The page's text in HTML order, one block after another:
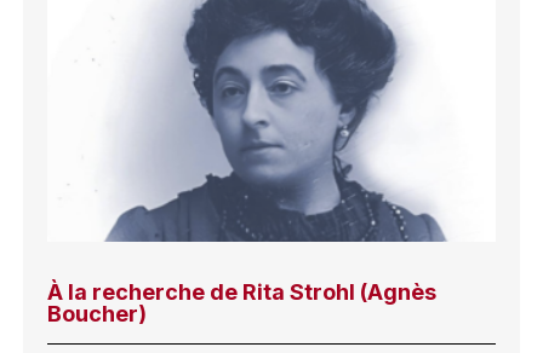
À la recherche de Rita Strohl (Agnès
Boucher)